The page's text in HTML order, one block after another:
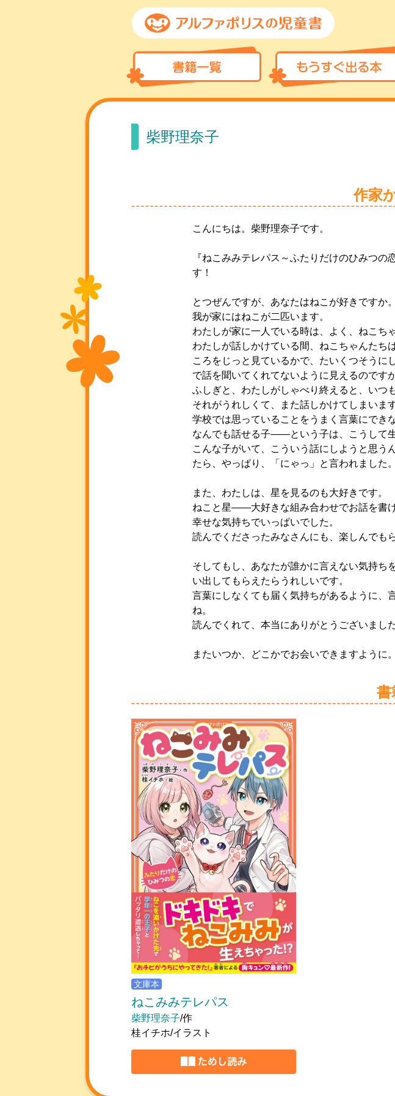
柴野理奈子
作家
こんにちは。柴野理奈子です。
『ねこみみテレパス～ふたりだけのひみつ
す！
とつぜんですが、あなたはねこが好きですか
我が家にはねこが二匹います。
わたしが家に一人でいる時は、よく、ねこち
わたしが話しかけている間、ねこちゃんたち
ころをじっと見ているかで、たいくつそうに
で話を聞いてくれてないように見えるので
ふしぎと、わたしがしゃべり終えると、いつ
それがうれしくて、また話しかけてしまいます
学校では思っていることをうまく言葉にでき
なんでも話せる子――という子は、こうして生
こんな子がいて、こういう話にしようと思
たら、やっぱり、「にゃっ」と言われました。
また、わたしは、星を見るのも大好きです。
ねこと星――大好きな組み合わせでお話を書
幸せな気持ちでいっぱいでした。
読んでくださったみなさんにも、楽しんでも
そしてもし、あなたが誰かに言えない気持ち
い出してもらえたらうれしいです。
言葉にしなくても届く気持ちがあるように、
ね。
読んでくれて、本当にありがとうございました
またいつか、どこかでお会いできますように。
書
文庫本
ねこみみテレパス
柴野理奈子/作
桂イチホ/イラスト